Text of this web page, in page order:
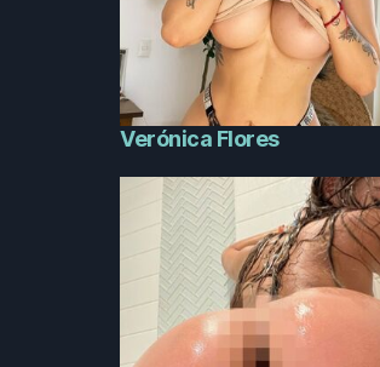
Verónica Flores